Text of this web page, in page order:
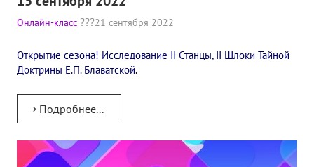
Конкурс городов России на право проведения
Олимпиада культуры под Знаменем Мира
МЕЖДУНАРОДНЫЙ ЦЕНТР ТЕОСОФИИ
ШКОЛА ТЕОСОФИИ
Онлайн-класс 21 сентября 2022
Открытие сезона! Исследование II Станцы, II Шлоки Тайной
Доктрины Е.П. Блаватской.
Подробнее...